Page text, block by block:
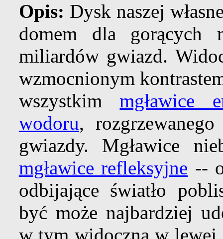
Opis: Dysk naszej
domem dla gorących
miliardów gwiazd.
wzmocnionym
wszystkimmgławice
wodoru,
gwiazdy. Mgławice
mgławice refleksyjne --
odbijające światło
być może najbardziej